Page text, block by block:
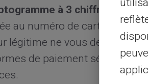
à 3 chiffres au
au numéro de carte
légitime ne vous
de paiement